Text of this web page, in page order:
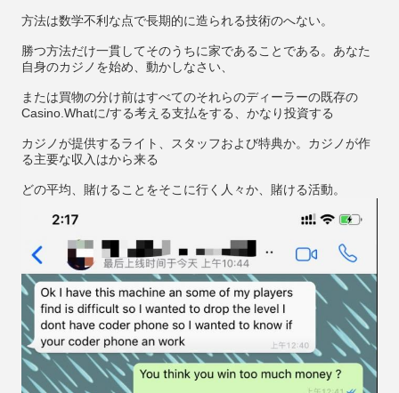
方法は数学不利な点で長期的に造られる技術のへない。
勝つ方法だけ一貫してそのうちに家であることである。あなた
自身のカジノを始め、動かしなさい、
または買物の分け前はすべてのそれらのディーラーの既存の
Casino.Whatに/する考える支払をする、かなり投資する
カジノが提供するライト、スタッフおよび特典か。カジノが作
る主要な収入はから来る
どの平均、賭けることをそこに行く人々か、賭ける活動。